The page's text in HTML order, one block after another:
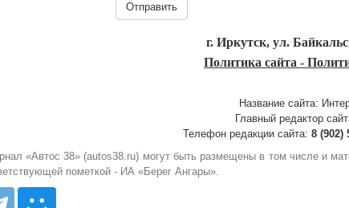
Отправить
г. Иркутск, ул.
Политика сайта -
Название сайта:
Главный редактор
Телефон редакции сайта: 8 (902)
«Автос 38» (autos38.ru) могут быть размещены в том числе и
пометкой - ИА «Берег Ангары».